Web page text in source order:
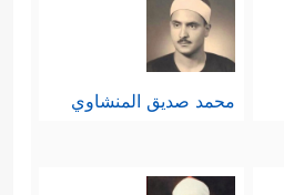
محمد صديق المنشاوي